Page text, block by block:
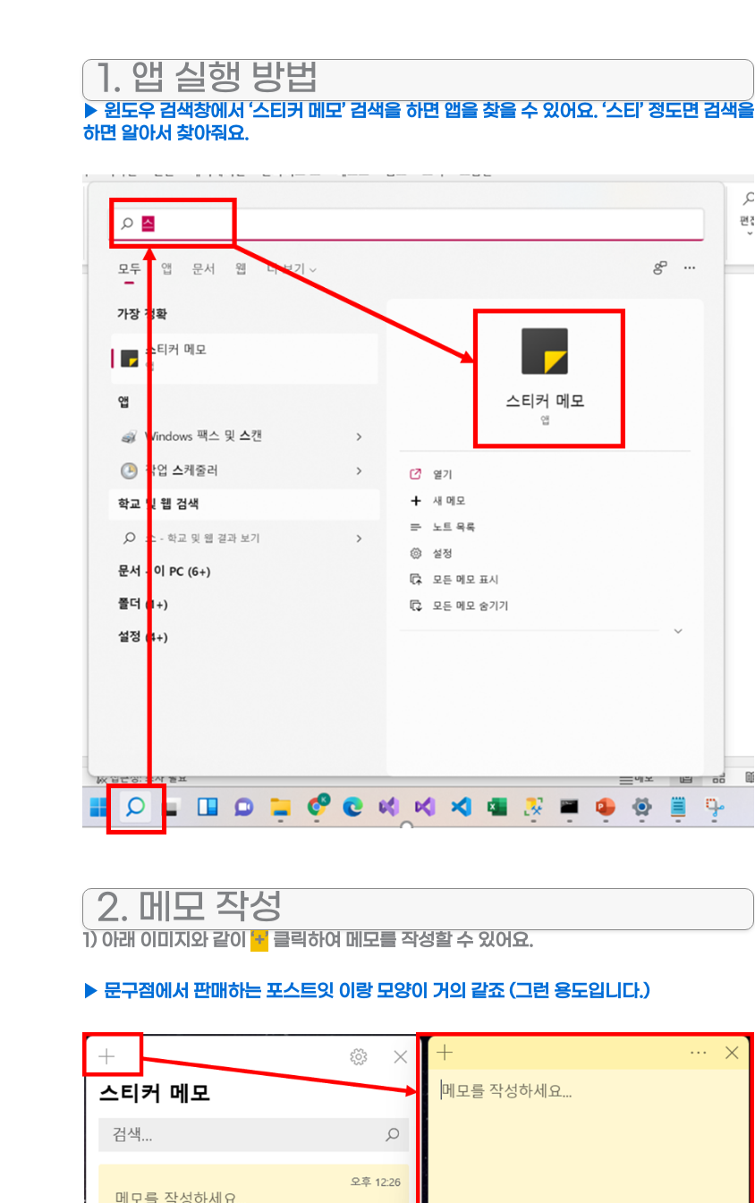
1. 앱 실행 방법
▶ 윈도우 검색창에서 ‘스티커 메모’ 검색을 하면 앱을 찾을 수 있어요. ‘스티’ 정도면 검색을
하면 알아서 찾아줘요.
2. 메모 작성
1) 아래 이미지와 같이 ‘+’ 클릭하여 메모를 작성할 수 있어요.
▶ 문구점에서 판매하는 포스트잇 이랑 모양이 거의 같죠 (그런 용도입니다.)